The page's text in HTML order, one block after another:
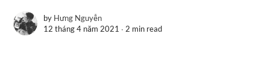
by Hưng Nguyễn
12 tháng 4 năm 2021 ∙2 min read